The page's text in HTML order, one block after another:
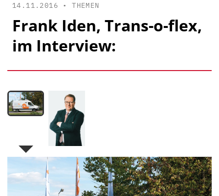
14.11.2016 •THEMEN
Frank Iden, Trans-o-flex,
im Interview: